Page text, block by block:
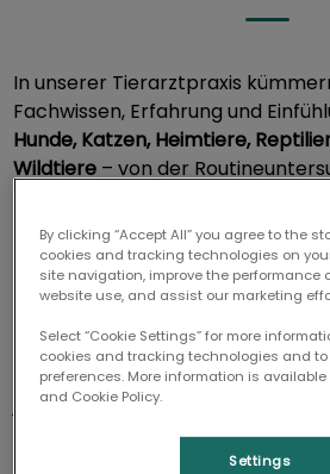
In unserer Tierarztpraxis
Fachwissen, Erfahrung und
Hunde, Katzen, Heimtiere,
Wildtiere – von der
Tiermedizinzentrum in Berlin
umfassende tiermedizinische
in jeder Lebensphase.
Ob verspielter Welpe, sensible
Kaninchen oder faszinierende
jedes Tier willkommen. Auch
und Wildtiere werden in unserer
mit größter Sorgfalt versorgt.
By clicking “Accept All” you agree to the
cookies and tracking technologies on
site navigation, improve the performance
website use, and assist our marketing
Select “Cookie Settings” for more
cookies and tracking technologies and
preferences. More information is available
and Cookie Policy.
Settings